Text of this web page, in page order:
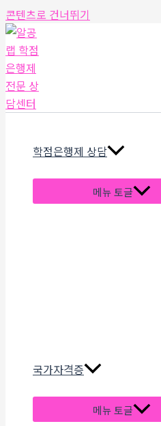
콘텐츠로 건너뛰기
학점은행제 상담
메뉴 토글
국가자격증
메뉴 토글